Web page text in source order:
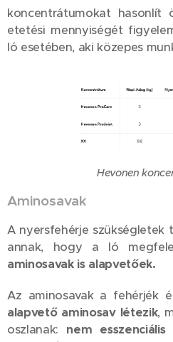
koncentrátumokat hasonlít
etetési mennyiségét
ló esetében, aki közepes
Hevonen
Aminosavak
A nyersfehérje szükségletek
annak, hogy a ló
aminosavak is alapvetőek.
Az aminosavak a fehérjék
alapvető aminosav létezik,
oszlanak: nem esszenciális